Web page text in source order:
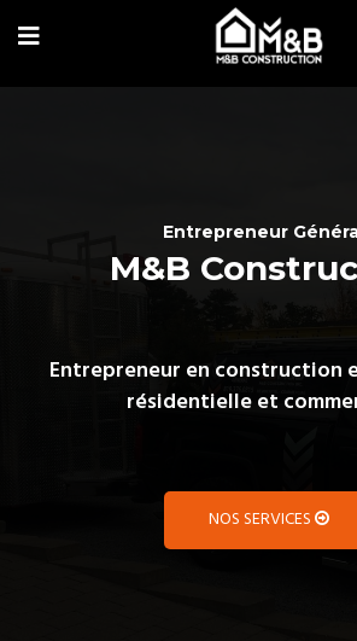
M&B
NOS SERVICES
Entrepreneur
Entrepreneur en construction
résidentielle et